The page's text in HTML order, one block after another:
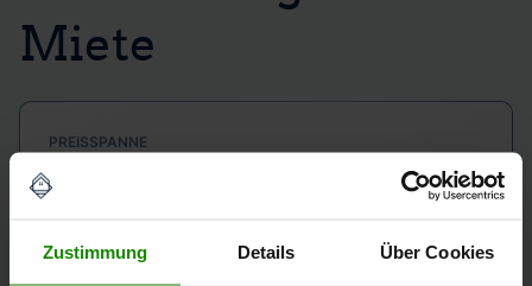
Zustimmung Details Über Cookies
Miete
PREISSPANNE
8 - 23 €/qm